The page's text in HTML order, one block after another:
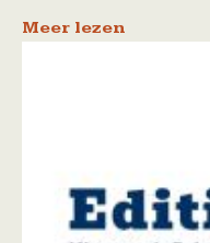
Meer lezen